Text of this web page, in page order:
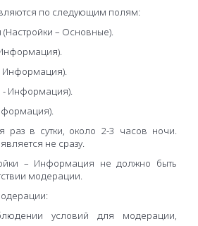
по следующим полям:
– Основные).
Информация).
- Информация).
раз в сутки, около 2-3 часов ночи.
не сразу.
– Информация не должно быть
модерации.
условий для модерации,